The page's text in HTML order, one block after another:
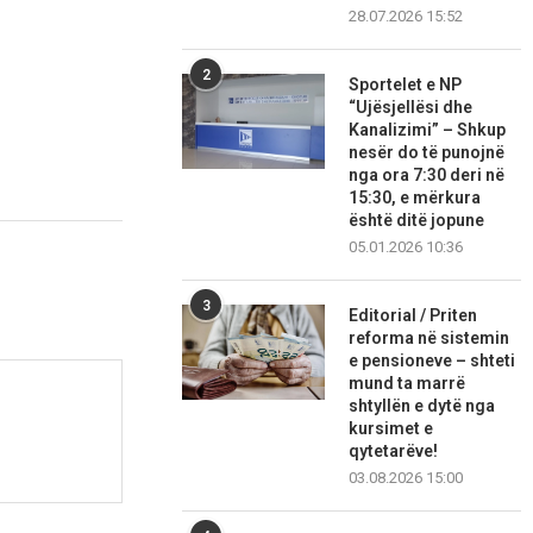
28.07.2026 15:52
2
Sportelet e NP
“Ujësjellësi dhe
Kanalizimi” – Shkup
nesër do të punojnë
nga ora 7:30 deri në
15:30, e mërkura
është ditë jopune
05.01.2026 10:36
3
Editorial / Priten
reforma në sistemin
e pensioneve – shteti
mund ta marrë
shtyllën e dytë nga
kursimet e
qytetarëve!
03.08.2026 15:00